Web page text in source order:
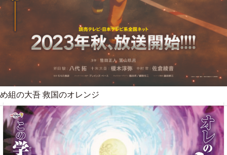
め組の大吾 救国のオレンジ